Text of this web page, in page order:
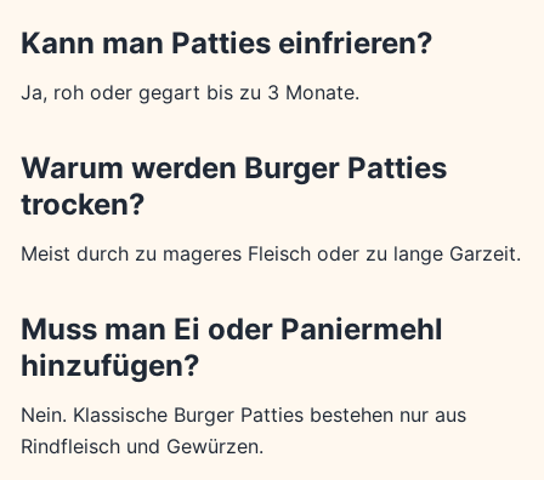
Kann man Patties einfrieren?
Ja, roh oder gegart bis zu 3 Monate.
Warum werden Burger Patties
trocken?
Meist durch zu mageres Fleisch oder zu lange Garzeit.
Muss man Ei oder Paniermehl
hinzufügen?
Nein. Klassische Burger Patties bestehen nur aus
Rindfleisch und Gewürzen.